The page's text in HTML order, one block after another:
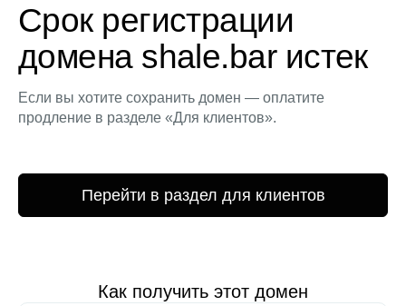
Срок регистрации
домена shale.bar истек
Если вы хотите сохранить домен — оплатите
продление в разделе «Для клиентов».
Перейти в раздел для клиентов
Как получить этот домен